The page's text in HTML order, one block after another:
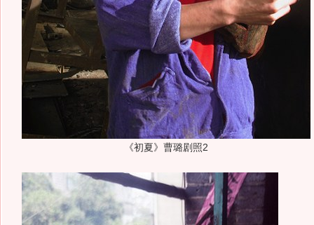
《初夏》曹璐剧照2